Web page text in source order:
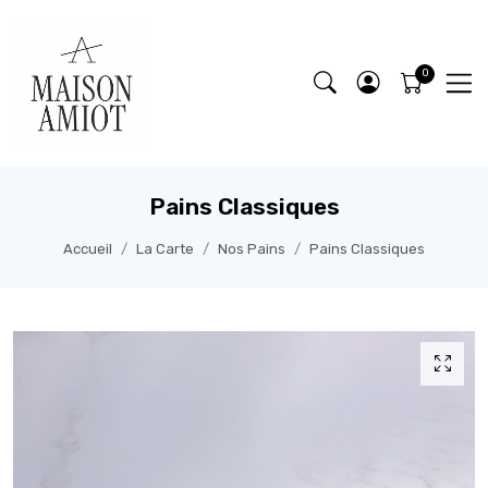
Pains Classiques
Accueil La Carte Nos Pains Pains Classiques